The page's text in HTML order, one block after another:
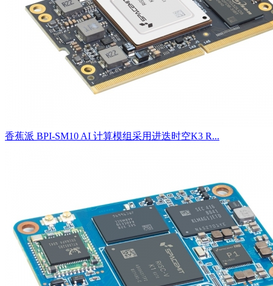
香蕉派 BPI-SM10 AI 计算模组采用进迭时空K3 R...